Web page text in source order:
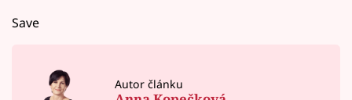
Save
Autor článku